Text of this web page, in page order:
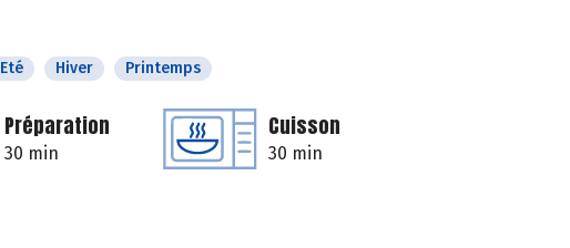
Eté Hiver Printemps
Préparation
30 min
Cuisson
30 min